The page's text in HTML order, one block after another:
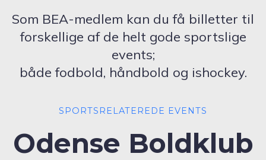
Som BEA-medlem kan du få billetter til
forskellige af de helt gode sportslige
events;
både fodbold, håndbold og ishockey.
SPORTSRELATEREDE EVENTS
Odense Boldklub